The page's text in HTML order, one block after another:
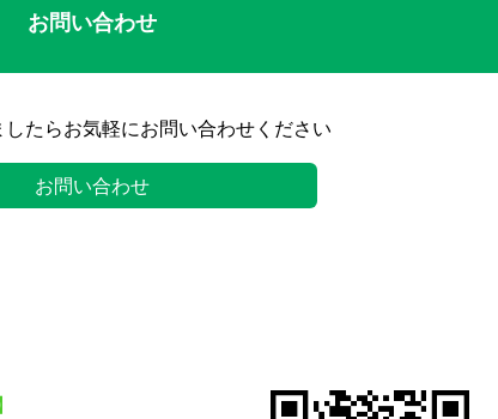
お問い合わせ
たらお気軽にお問い合わせください
お問い合わせ